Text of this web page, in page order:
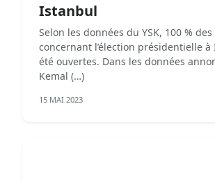
Istanbul
Selon les données du YSK, 100 %
concernant l’élection présidentielle
été ouvertes. Dans les données
Kemal (…)
15 MAI 2023